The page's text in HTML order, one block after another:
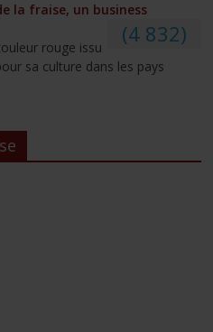
la fraise, un business
(4 832)
rouge issu
sa culture dans les pays